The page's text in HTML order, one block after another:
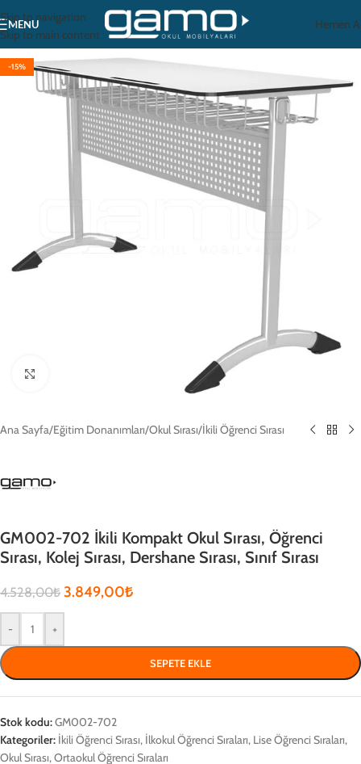
Skip to navigation
Skip to main content
MENU Hemen
-15%
Ana Sayfa/Eğitim Donanımları/Okul Sırası/İkili Öğrenci Sırası
GM002-702 İkili Kompakt Okul Sırası, Öğrenci
Sırası, Kolej Sırası, Dershane Sırası, Sınıf Sırası
4.528,00₺ 3.849,00₺
- +
SEPETE EKLE
Stok kodu:GM002-702
Kategoriler: İkili Öğrenci Sırası, İlkokul Öğrenci Sıraları, Lise Öğrenci Sıraları,
Okul Sırası,Ortaokul Öğrenci Sıraları